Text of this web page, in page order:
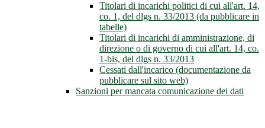
Titolari di incarichi politici di cui all'art. 14,
co. 1, del dlgs n. 33/2013 (da pubblicare in
tabelle)
Titolari di incarichi di amministrazione, di
direzione o di governo di cui all'art. 14, co.
1-bis, del dlgs n. 33/2013
Cessati dall'incarico (documentazione da
pubblicare sul sito web)
Sanzioni per mancata comunicazione dei dati